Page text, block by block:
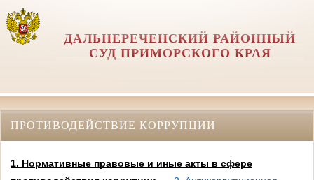
ДАЛЬНЕРЕЧЕНСКИЙ РАЙОННЫЙ
СУД ПРИМОРСКОГО КРАЯ
ПРОТИВОДЕЙСТВИЕ КОРРУПЦИИ
1. Нормативные правовые и иные акты в сфере